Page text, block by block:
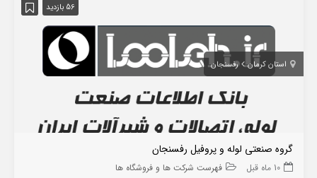
56 بازدید
استان کرمان رفسنجان
گروه صنعتی لوله و پروفیل رفسنجان
10 ماه قبل فهرست شرکت ها و فروشگاه ها